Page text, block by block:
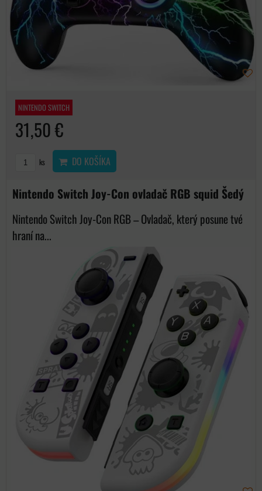
NINTENDO SWITCH
31,50 €
ks DO KOŠÍKA
Nintendo Switch Joy-Con ovladač RGB squid Šedý
Nintendo Switch Joy-Con RGB – Ovladač, který posune tvé
hraní na...